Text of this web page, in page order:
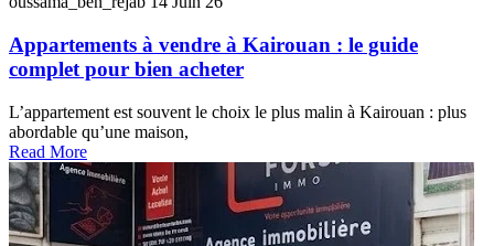
Appartements à vendre à Kairouan : le guide
complet pour bien acheter
L’appartement est souvent le choix le plus malin à Kairouan : plus
abordable qu’une maison,
Read More